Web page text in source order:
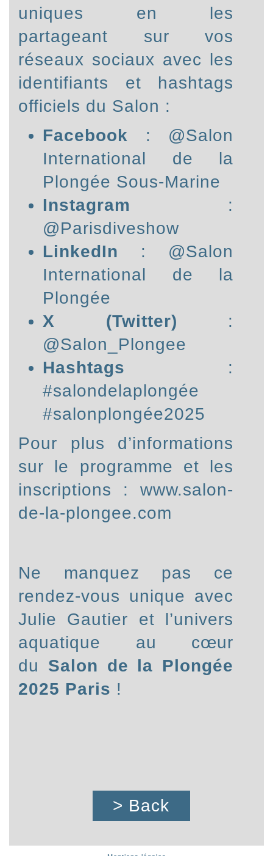
uniques en les
partageant sur vos
réseaux sociaux avec les
identifiants et hashtags
officiels du Salon :
Facebook : @Salon
International de la
Plongée Sous-Marine
Instagram :
@Parisdiveshow
LinkedIn : @Salon
International de la
Plongée
X (Twitter) :
@Salon_Plongee
Hashtags :
#salondelaplongée
#salonplongée2025
Pour plus d’informations
sur le programme et les
inscriptions : www.salon-
de-la-plongee.com
Ne manquez pas ce
rendez-vous unique avec
Julie Gautier et l’univers
aquatique au cœur
du Salon de la Plongée
2025 Paris !
> Back